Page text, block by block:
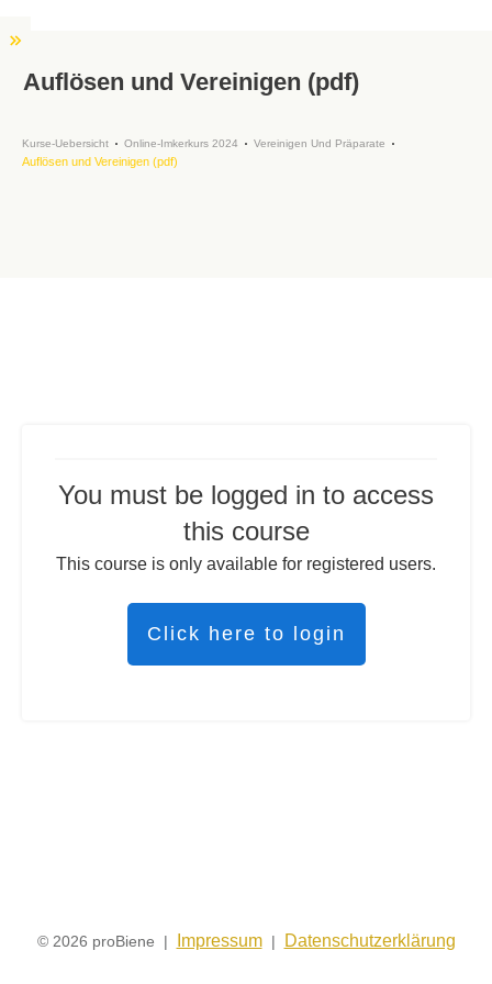
Auflösen und Vereinigen (pdf)
Kurse-Uebersicht Online-Imkerkurs 2024 Vereinigen Und Präparate
Auflösen und Vereinigen (pdf)
You must be logged in to access
this course
This course is only available for registered users.
Click here to login
© 2026 proBiene | Impressum| Datenschutzerklärung